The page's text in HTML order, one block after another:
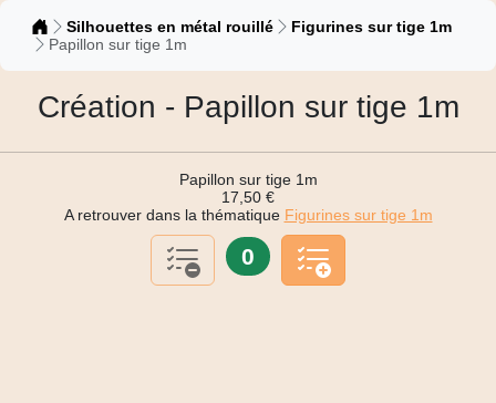
Catalogue
Silhouettes en métal rouillé
Figurines sur tige 1m
Papillon sur tige 1m
Création - Papillon sur tige 1m
Papillon sur tige 1m
17,50 €
A retrouver dans la thématique Figurines sur tige 1m
0